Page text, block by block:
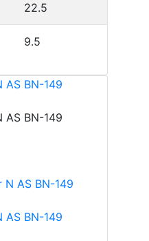
22.5
9.5
AS BN-149
AS BN-149
AS BN-149